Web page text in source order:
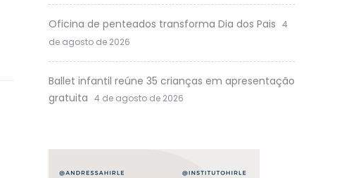
Oficina de penteados transforma Dia dos Pais 4
de agosto de 2026
Ballet infantil reúne 35 crianças em apresentação
gratuita 4 de agosto de 2026